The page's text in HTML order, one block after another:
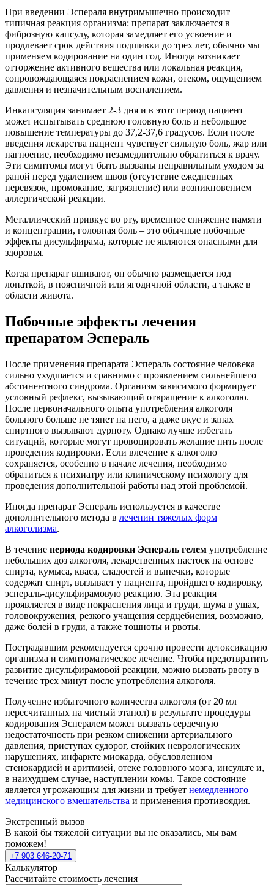
При введении Эспераля внутримышечно происходит
типичная реакция организма: препарат заключается в
фиброзную капсулу, которая замедляет его усвоение и
продлевает срок действия подшивки до трех лет, обычно мы
применяем кодирование на один год. Иногда возникает
отторжение активного вещества или локальная реакция,
сопровождающаяся покраснением кожи, отеком, ощущением
давления и незначительным воспалением.
Инкапсуляция занимает 2-3 дня и в этот период пациент
может испытывать среднюю головную боль и небольшое
повышение температуры до 37,2-37,6 градусов. Если после
введения лекарства пациент чувствует сильную боль, жар или
нагноение, необходимо незамедлительно обратиться к врачу.
Эти симптомы могут быть вызваны неправильным уходом за
раной перед удалением швов (отсутствие ежедневных
перевязок, промокание, загрязнение) или возникновением
аллергической реакции.
Металлический привкус во рту, временное снижение памяти
и концентрации, головная боль – это обычные побочные
эффекты дисульфирама, которые не являются опасными для
здоровья.
Когда препарат вшивают, он обычно размещается под
лопаткой, в поясничной или ягодичной области, а также в
области живота.
Побочные эффекты лечения
препаратом Эспераль
После применения препарата Эспераль состояние человека
сильно ухудшается и сравнимо с проявлением сильнейшего
абстинентного синдрома. Организм зависимого формирует
условный рефлекс, вызывающий отвращение к алкоголю.
После первоначального опыта употребления алкоголя
больного больше не тянет на него, а даже вкус и запах
спиртного вызывают дурноту. Однако лучше избегать
ситуаций, которые могут провоцировать желание пить после
проведения кодировки. Если влечение к алкоголю
сохраняется, особенно в начале лечения, необходимо
обратиться к психиатру или клиническому психологу для
проведения дополнительной работы над этой проблемой.
Иногда препарат Эспераль используется в качестве
дополнительного метода в лечении тяжелых форм
алкоголизма.
В течение периода кодировки Эспераль гелем употребление
небольших доз алкоголя, лекарственных настоек на основе
спирта, кумыса, кваса, сладостей и выпечки, которые
содержат спирт, вызывает у пациента, пройдшего кодировку,
эспераль-дисульфирамовую реакцию. Эта реакция
проявляется в виде покраснения лица и груди, шума в ушах,
головокружения, резкого учащения сердцебиения, возможно,
даже болей в груди, а также тошноты и рвоты.
Пострадавшим рекомендуется срочно провести детоксикацию
организма и симптоматическое лечение. Чтобы предотвратить
развитие дисульфирамовой реакции, можно вызвать рвоту в
течение трех минут после употребления алкоголя.
Получение избыточного количества алкоголя (от 20 мл
пересчитанных на чистый этанол) в результате процедуры
кодирования Эспералем может вызвать сердечную
недостаточность при резком снижении артериального
давления, приступах судорог, стойких неврологических
нарушениях, инфаркте миокарда, обусловленном
стенокардией и аритмией, отеке головного мозга, инсульте и,
в наихудшем случае, наступлении комы. Такое состояние
является угрожающим для жизни и требует немедленного
медицинского вмешательства и применения противоядия.
Экстренный вызов
В какой бы тяжелой ситуации вы не оказались, мы вам
поможем!
+7 903 646-20-71
Калькулятор
Рассчитайте стоимость лечения